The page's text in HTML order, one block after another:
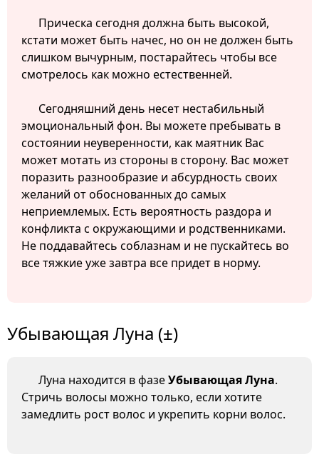
Прическа сегодня должна быть высокой,
кстати может быть начес, но он не должен быть
слишком вычурным, постарайтесь чтобы все
смотрелось как можно естественней.
Сегодняшний день несет нестабильный
эмоциональный фон. Вы можете пребывать в
состоянии неуверенности, как маятник Вас
может мотать из стороны в сторону. Вас может
поразить разнообразие и абсурдность своих
желаний от обоснованных до самых
неприемлемых. Есть вероятность раздора и
конфликта с окружающими и родственниками.
Не поддавайтесь соблазнам и не пускайтесь во
все тяжкие уже завтра все придет в норму.
Убывающая Луна (±)
Луна находится в фазеУбывающая Луна.
Стричь волосы можно только, если хотите
замедлить рост волос и укрепить корни волос.